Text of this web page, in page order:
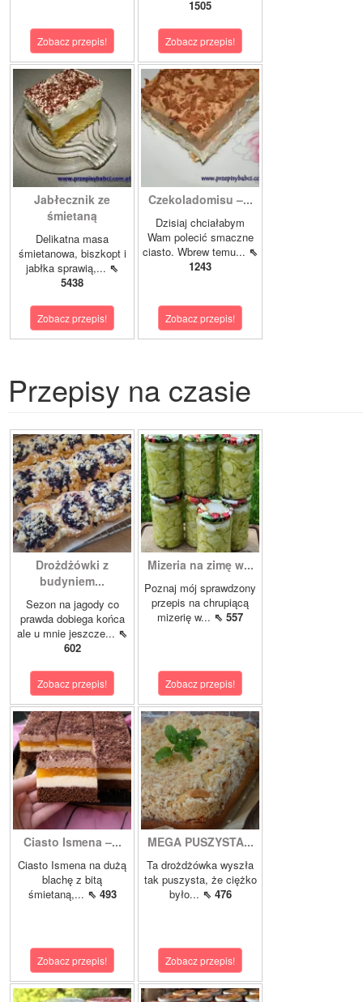
Zobacz przepis!
1505
Zobacz przepis!
Jabłecznik ze
śmietaną
Delikatna masa
śmietanowa, biszkopt i
jabłka sprawią,... ⇖
5438
Zobacz przepis!
Czekoladomisu –...
Dzisiaj chciałabym
Wam polecić smaczne
ciasto. Wbrew temu... ⇖
1243
Zobacz przepis!
Przepisy na czasie
Drożdżówki z
budyniem...
Sezon na jagody co
prawda dobiega końca
ale u mnie jeszcze... ⇖
602
Zobacz przepis!
Mizeria na zimę w...
Poznaj mój sprawdzony
przepis na chrupiącą
mizerię w... ⇖ 557
Zobacz przepis!
Ciasto Ismena –...
Ciasto Ismena na dużą
blachę z bitą
śmietaną,... ⇖ 493
Zobacz przepis!
MEGA PUSZYSTA...
Ta drożdżówka wyszła
tak puszysta, że ciężko
było... ⇖ 476
Zobacz przepis!